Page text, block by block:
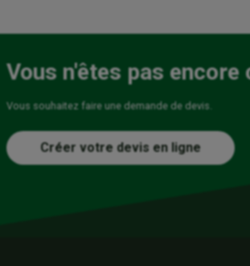
Vous n'êtes pas encore
Vous souhaitez faire une demande de devis.
Créer votre devis en ligne